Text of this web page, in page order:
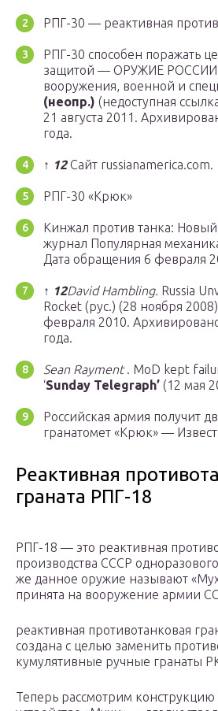
РПГ-30 — реактивная
РПГ-30 способен поражать
защитой — ОРУЖИЕ РОССИИ,
вооружения, военной и
(неопр.) (недоступная
21 августа 2011.
года.
↑ 12Сайт russianamerica.com.
РПГ-30 «Крюк»
Кинжал против танка:
журнал Популярная
Дата обращения 6 февраля
↑ 12David Hambling. Russia
Rocket (рус.) (28 ноября
февраля 2010.
года.
Sean Rayment. MoD kept
‘Sunday Telegraph’ (12 мая
Российская армия получит
гранатомет «Крюк» —
Реактивная
граната РПГ-18
РПГ-18 — это реактивная
производства СССР
же данное оружие называют
принята на вооружение армии
реактивная противотанковая
создана с целью заменить
кумулятивные ручные гранаты
Теперь рассмотрим